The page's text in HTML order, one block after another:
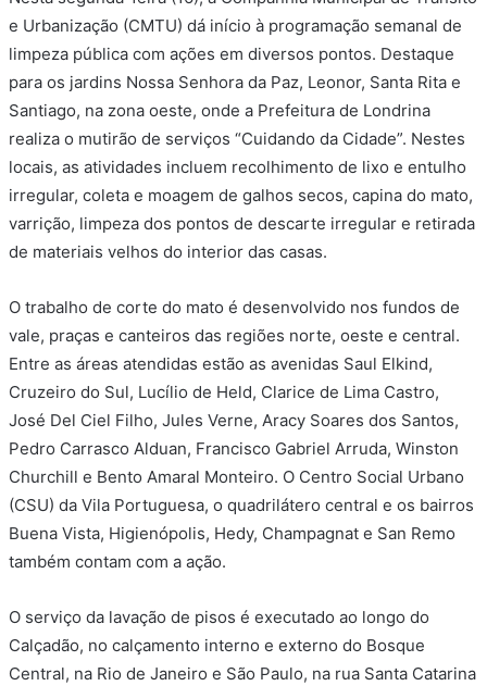
e Urbanização (CMTU) dá início à programação semanal de
limpeza pública com ações em diversos pontos. Destaque
para os jardins Nossa Senhora da Paz, Leonor, Santa Rita e
Santiago, na zona oeste, onde a Prefeitura de Londrina
realiza o mutirão de serviços “Cuidando da Cidade”. Nestes
locais, as atividades incluem recolhimento de lixo e entulho
irregular, coleta e moagem de galhos secos, capina do mato,
varrição, limpeza dos pontos de descarte irregular e retirada
de materiais velhos do interior das casas.
O trabalho de corte do mato é desenvolvido nos fundos de
vale, praças e canteiros das regiões norte, oeste e central.
Entre as áreas atendidas estão as avenidas Saul Elkind,
Cruzeiro do Sul, Lucílio de Held, Clarice de Lima Castro,
José Del Ciel Filho, Jules Verne, Aracy Soares dos Santos,
Pedro Carrasco Alduan, Francisco Gabriel Arruda, Winston
Churchill e Bento Amaral Monteiro. O Centro Social Urbano
(CSU) da Vila Portuguesa, o quadrilátero central e os bairros
Buena Vista, Higienópolis, Hedy, Champagnat e San Remo
também contam com a ação.
O serviço da lavação de pisos é executado ao longo do
Calçadão, no calçamento interno e externo do Bosque
Central, na Rio de Janeiro e São Paulo, na rua Santa Catarina